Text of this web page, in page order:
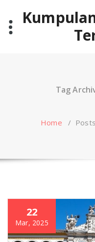
content
Tag
Home /
22
Mar, 2025